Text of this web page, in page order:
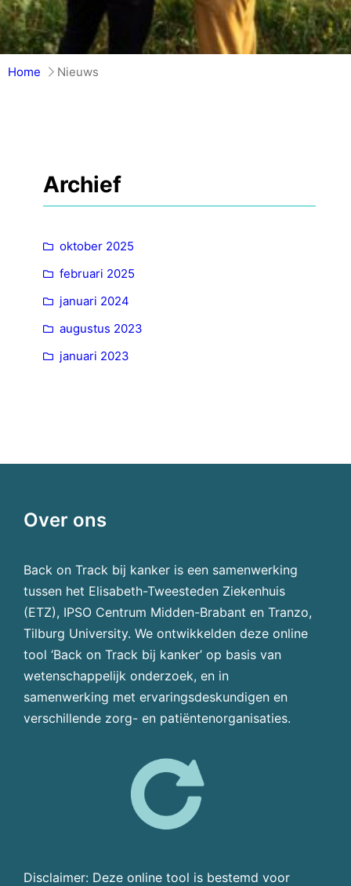
Home Nieuws
Archief
oktober 2025
februari 2025
januari 2024
augustus 2023
januari 2023
Over ons
Back on Track bij kanker is een samenwerking
tussen het Elisabeth-Tweesteden Ziekenhuis
(ETZ), IPSO Centrum Midden-Brabant en Tranzo,
Tilburg University. We ontwikkelden deze online
tool ‘Back on Track bij kanker’ op basis van
wetenschappelijk onderzoek, en in
samenwerking met ervaringsdeskundigen en
verschillende zorg- en patiëntenorganisaties.
Disclaimer: Deze online tool is bestemd voor